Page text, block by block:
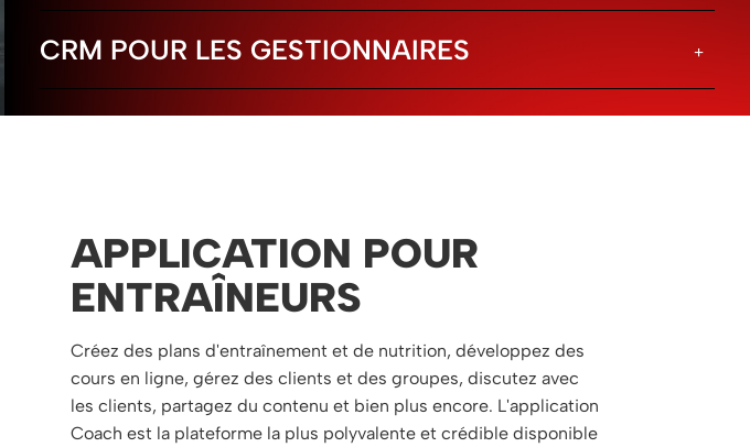
CRM POUR LES GESTIONNAIRES
APPLICATION POUR
ENTRAÎNEURS
Créez des plans d'entraînement et de nutrition, développez des
cours en ligne, gérez des clients et des groupes, discutez avec
les clients, partagez du contenu et bien plus encore. L'application
Coach est la plateforme la plus polyvalente et crédible disponible